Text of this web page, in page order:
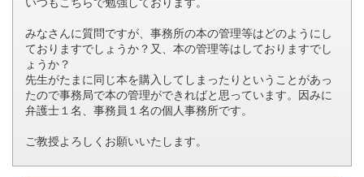
みなさんに質問ですが、事務所の本の管理等はどのようにし
ておりますでしょうか？又、本の管理等はしておりますでし
ょうか？
先生がたまに同じ本を購入してしまったりということがあっ
たので事務局で本の管理ができればと思っています。因みに
弁護士１名、事務員１名の個人事務所です。
ご教授よろしくお願いいたします。